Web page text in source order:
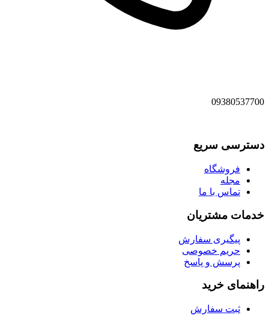
09380537700
دسترسی سریع
فروشگاه
مجله
تماس با ما
خدمات مشتریان
پیگیری سفارش
حریم خصوصی
پرسش و پاسخ
راهنمای خرید
ثبت سفارش